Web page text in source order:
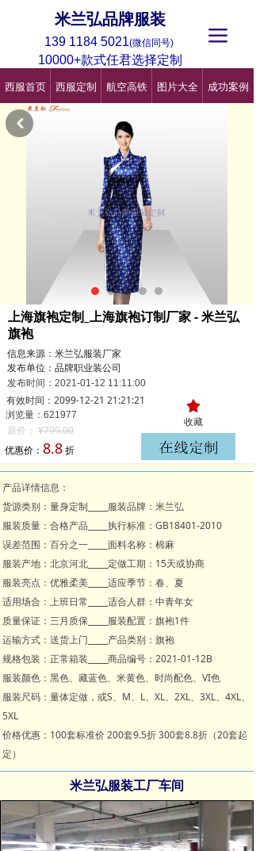
米兰弘品牌服装
西服首页 西服定制 航空高铁 图片大全 成功案例
끀
139 1184 5021(微信同号)
10000+款式任君选择定制
上海旗袍定制_上海旗袍订制厂家 - 米兰弘
旗袍
优惠价： 8.8折
发布时间： 2021-01-12 11:11:00
浏览量：621977
原价： ¥799.00
信息来源：米兰弘服装厂家
发布单位：品牌职业装公司
有效时间：2099-12-21 21:21:21 끄
收藏
产品详情信息：
货源类别：量身定制_____服装品牌：米兰弘
服装质量：合格产品_____执行标准：GB18401-2010
误差范围：百分之一_____面料名称：棉麻
服装产地：北京河北_____定做工期：15天或协商
服装亮点：优雅柔美_____适应季节：春、夏
适用场合：上班日常_____适合人群：中青年女
质量保证：三月质保_____服装配置：旗袍1件
运输方式：送货上门_____产品类别：旗袍
规格包装：正常箱装_____商品编号：2021-01-12B
服装颜色：黑色、藏蓝色、米黄色、时尚配色、VI色
服装尺码：量体定做，或S、M、L、XL、2XL、3XL、4XL、
5XL
价格优惠：100套标准价 200套9.5折 300套8.8折（20套起
定）
낒
米兰弘服装工厂车间